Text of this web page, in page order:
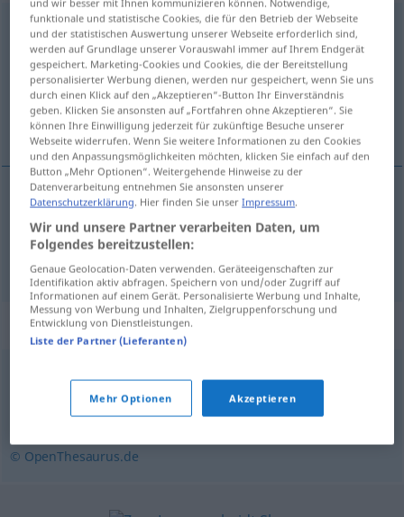
katzenfreundlichadj UMG PEJ
Übersicht aller Übersetzungen
(Für mehr Details die Übersetzung anklicken/antippen)
hipócrita, zalamero
hipócrita
Synonyme für "katzenfreundlich"
schmierig,schleimig (ugs.), honigsüß (lächeln / tun)
schmeichelnd,heuchlerisch,schmeichelhaft
© OpenThesaurus.de
funktionale und statistische Cookies, die für den Betrieb der Webseite
und der statistischen Auswertung unserer Webseite erforderlich sind,
werden auf Grundlage unserer Vorauswahl immer auf Ihrem Endgerät
gespeichert. Marketing-Cookies und Cookies, die der Bereitstellung
personalisierter Werbung dienen, werden nur gespeichert, wenn Sie uns
durch einen Klick auf den „Akzeptieren“-Button Ihr Einverständnis
geben. Klicken Sie ansonsten auf „Fortfahren ohne Akzeptieren“. Sie
können Ihre Einwilligung jederzeit für zukünftige Besuche unserer
Webseite widerrufen. Wenn Sie weitere Informationen zu den Cookies
und den Anpassungsmöglichkeiten möchten, klicken Sie einfach auf den
Button „Mehr Optionen“. Weitergehende Hinweise zu der
Datenverarbeitung entnehmen Sie ansonsten unserer
Datenschutzerklärung. Hier finden Sie unserImpressum.
Wir und unsere Partner verarbeiten Daten, um
Folgendes bereitzustellen:
Genaue Geolocation-Daten verwenden. Geräteeigenschaften zur
Identifikation aktiv abfragen. Speichern von und/oder Zugriff auf
Informationen auf einem Gerät. Personalisierte Werbung und Inhalte,
Messung von Werbung und Inhalten, Zielgruppenforschung und
Entwicklung von Dienstleistungen.
Liste der Partner (Lieferanten)
Mehr Optionen Akzeptieren